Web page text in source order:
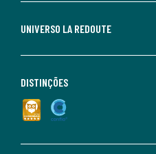
UNIVERSO LA REDOUTE
DISTINÇÕES